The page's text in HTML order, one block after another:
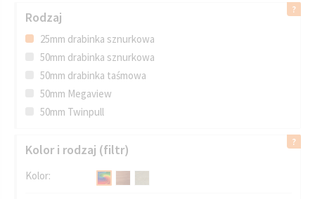
Rodzaj
25mm drabinka sznurkowa
50mm drabinka sznurkowa
50mm drabinka taśmowa
50mm Megaview
50mm Twinpull
Kolor i rodzaj (filtr)
Kolor: